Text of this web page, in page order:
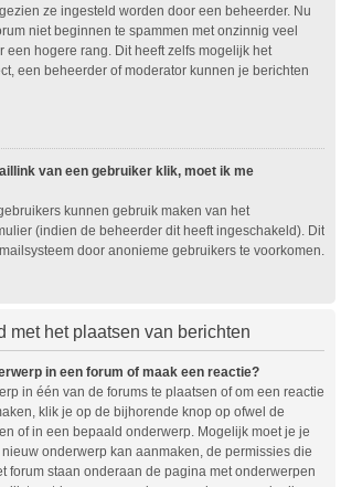
ze ingesteld worden door een beheerder. Nu
niet beginnen te spammen met onzinnig veel
een hogere rang. Dit heeft zelfs mogelijk het
een beheerder of moderator kunnen je berichten
van een gebruiker klik, moet ik me
kunnen gebruik maken van het
(indien de beheerder dit heeft ingeschakeld). Dit
door anonieme gebruikers te voorkomen.
met het plaatsen van berichten
in een forum of maak een reactie?
in één van de forums te plaatsen of om een reactie
klik je op de bijhorende knop op ofwel de
of in een bepaald onderwerp. Mogelijk moet je je
onderwerp kan aanmaken, de permissies die
forum staan onderaan de pagina met onderwerpen